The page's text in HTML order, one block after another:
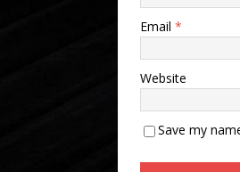
Email *
Website
Save my